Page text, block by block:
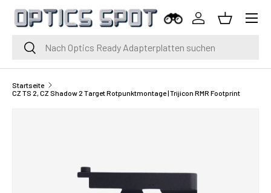
Zum Inhalt springen
SucheSuche
Einloggen
Korb
Menü
Startseite
CZ TS 2, CZ Shadow 2 Target Rotpunktmontage | Trijicon RMR Footprint